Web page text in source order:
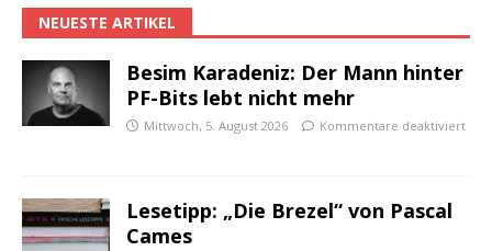
NEUESTE ARTIKEL
Besim Karadeniz: Der Mann hinter
PF-Bits lebt nicht mehr
Mittwoch, 5. August 2026 Kommentare deaktiviert
Lesetipp: „Die Brezel“ von Pascal
Cames